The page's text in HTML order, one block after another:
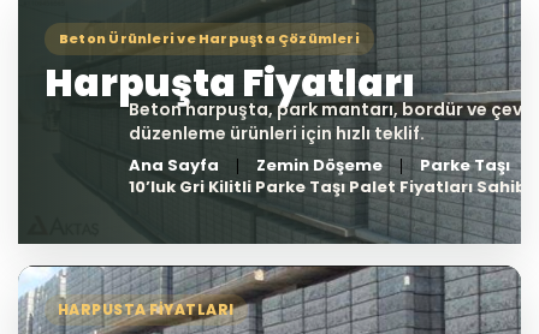
Ana Sayfa Zemin Döşeme
Parke Taşı
10’luk Gri Kilitli Parke Taşı Palet Fiyatları
HARPUSTA FIYATLARI